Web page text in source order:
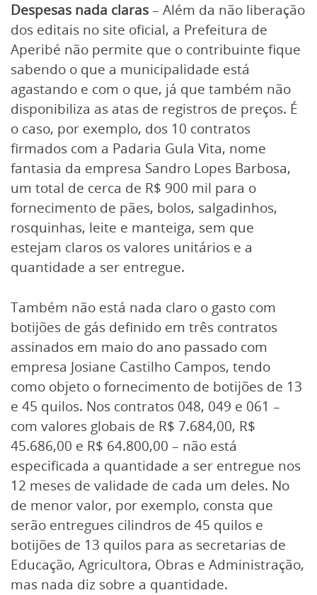
Despesas nada claras– Além da não liberação
dos editais no site oficial, a Prefeitura de
Aperibé não permite que o contribuinte fique
sabendo o que a municipalidade está
agastando e com o que, já que também não
disponibiliza as atas de registros de preços. É
o caso, por exemplo, dos 10 contratos
firmados com a Padaria Gula Vita, nome
fantasia da empresa Sandro Lopes Barbosa,
um total de cerca de R$ 900 mil para o
fornecimento de pães, bolos, salgadinhos,
rosquinhas, leite e manteiga, sem que
estejam claros os valores unitários e a
quantidade a ser entregue.
Também não está nada claro o gasto com
botijões de gás definido em três contratos
assinados em maio do ano passado com
empresa Josiane Castilho Campos, tendo
como objeto o fornecimento de botijões de 13
e 45 quilos. Nos contratos 048, 049 e 061 –
com valores globais de R$ 7.684,00, R$
45.686,00 e R$ 64.800,00 – não está
especificada a quantidade a ser entregue nos
12 meses de validade de cada um deles. No
de menor valor, por exemplo, consta que
serão entregues cilindros de 45 quilos e
botijões de 13 quilos para as secretarias de
Educação, Agricultora, Obras e Administração,
mas nada diz sobre a quantidade.